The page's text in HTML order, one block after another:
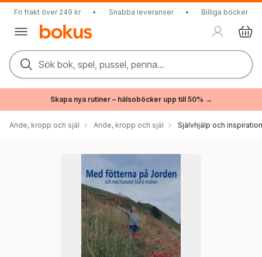
Fri frakt över 249 kr • Snabba leveranser • Billiga böcker
Sök bok, spel, pussel, penna...
Skapa nya rutiner – hälsoböcker upp till 50% →
Ande, kropp och själ Ande, kropp och själ Självhjälp och inspiration